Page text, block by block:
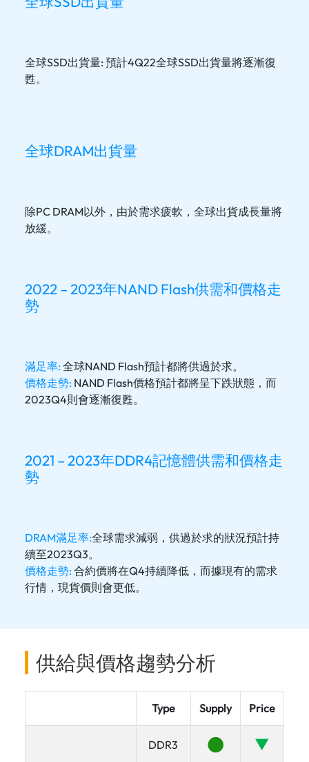
全球SSD出貨量: 預計4Q22全球SSD出貨量將逐漸復
甦。
全球DRAM出貨量
除PC DRAM以外，由於需求疲軟，全球出貨成長量將
放緩。
2022 – 2023年NAND Flash供需和價格走
勢
滿足率:全球NAND Flash預計都將供過於求。
價格走勢: NAND Flash價格預計都將呈下跌狀態，而
2023Q4則會逐漸復甦。
2021 – 2023年DDR4記憶體供需和價格走
勢
DRAM滿足率:全球需求減弱，供過於求的狀況預計持
續至2023Q3。
價格走勢:合約價將在Q4持續降低，而據現有的需求
行情，現貨價則會更低。
供給與價格趨勢分析
Type Supply Price
DDR3 ● ▼